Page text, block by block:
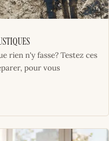
rien n'y fasse? Testez ces
pour vous